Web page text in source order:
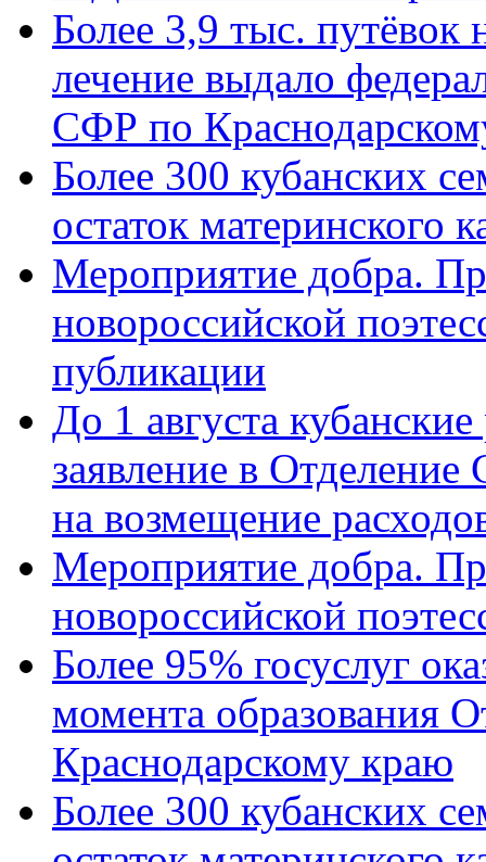
Более 3,9 тыс. путёвок
лечение выдало
СФР по
Более 300 кубанских
остаток материнского
Мероприятие добра.
новороссийской
публикации
До 1 августа
заявление в
на возмещение
Мероприятие добра.
новороссийской
Более 95% госуслуг
момента образования
Краснодарскому краю
Более 300 кубанских